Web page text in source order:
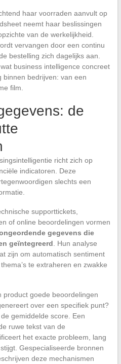
haar voorraden aanvult op
neemt haar beslissingen
van de werkelijkheid.
vervangen door een continu
bestelling zich dagelijks aan.
business intelligence concreet
binnen bedrijven: van een
film.
de
richt zich op
indicatoren. Deze
slechts een
supporttickets,
of online beoordelingen vormen
gegevens die
geïntegreerd . Hun analyse
zijn om automatisch sentiment
te extraheren en zwakke
product goede beoordelingen
over een specifiek punt?
gemiddelde score. Een
ruwe tekst van de
het exacte probleem, lang
Gespecialiseerde bronnen
deze mechanismen